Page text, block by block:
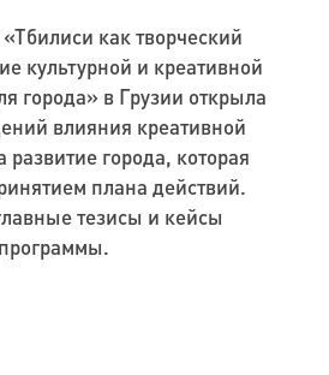
как творческий
культурной и креативной
города» в Грузии открыла
влияния креативной
развитие города, которая
плана действий.
тезисы и кейсы